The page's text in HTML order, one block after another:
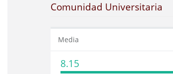
Comunidad Universitaria
Media
8.15